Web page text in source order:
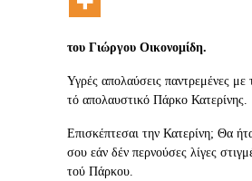
του Γιώργου Οικονομίδη.
Υγρές απολαύσεις παντρεμένες με
τό απολαυστικό Πάρκο Κατερίνης.
Επισκέπτεσαι την Κατερίνη; Θα
σου εάν δέν περνούσες λίγες
τού Πάρκου.